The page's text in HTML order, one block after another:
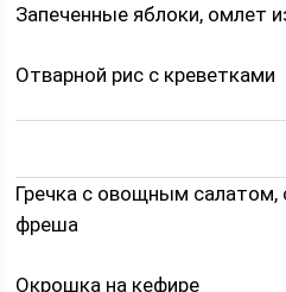
Запеченные яблоки, омлет
Отварной рис с креветками
Гречка с овощным салатом,
фреша
Окрошка на кефире